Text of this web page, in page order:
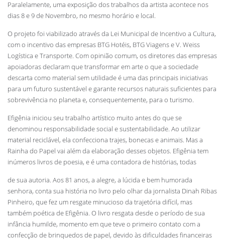
Paralelamente, uma exposição dos trabalhos da artista acontece nos
dias 8 e 9 de Novembro, no mesmo horário e local.
O projeto foi viabilizado através da Lei Municipal de Incentivo a Cultura,
com o incentivo das empresas BTG Hotéis, BTG Viagens e V. Weiss
Logística e Transporte. Com opinião comum, os diretores das empresas
apoiadoras declaram que transformar em arte o que a sociedade
descarta como material sem utilidade é uma das principais iniciativas
para um futuro sustentável e garante recursos naturais suficientes para
sobrevivência no planeta e, consequentemente, para o turismo.
Efigênia iniciou seu trabalho artístico muito antes do que se
denominou responsabilidade social e sustentabilidade. Ao utilizar
material reciclável, ela confecciona trajes, bonecas e animais. Mas a
Rainha do Papel vai além da elaboração desses objetos. Efigênia tem
inúmeros livros de poesia, e é uma contadora de histórias, todas
de sua autoria. Aos 81 anos, a alegre, a lúcida e bem humorada
senhora, conta sua história no livro pelo olhar da jornalista Dinah Ribas
Pinheiro, que fez um resgate minucioso da trajetória difícil, mas
também poética de Efigênia. O livro resgata desde o período de sua
infância humilde, momento em que teve o primeiro contato com a
confecção de brinquedos de papel, devido às dificuldades financeiras